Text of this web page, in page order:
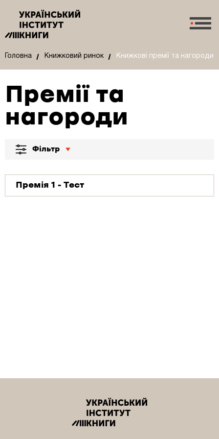
Головна Книжковий ринок Книжкові премії та нагороди
Премії та
нагороди
Фільтр
Премія 1 - Тест